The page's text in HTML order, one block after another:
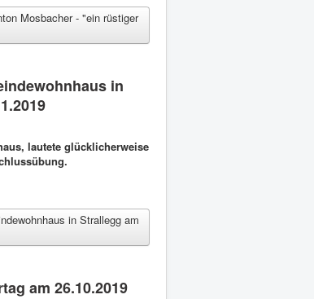
Mosbacher - "ein rüstiger
in
lautete glücklicherweise
in Strallegg am
am 26.10.2019